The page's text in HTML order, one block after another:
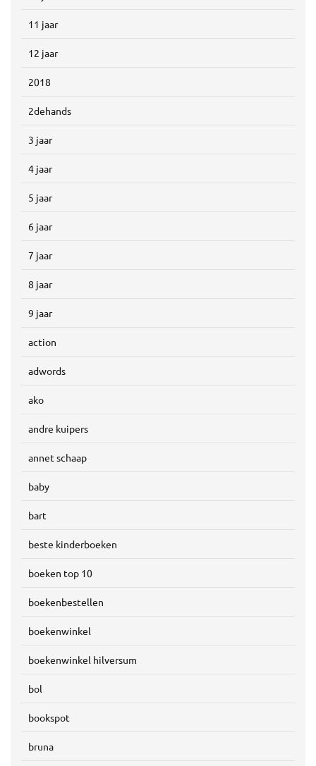
11 jaar
12 jaar
2018
2dehands
3 jaar
4 jaar
5 jaar
6 jaar
7 jaar
8 jaar
9 jaar
action
adwords
ako
andre kuipers
annet schaap
baby
bart
beste kinderboeken
boeken top 10
boekenbestellen
boekenwinkel
boekenwinkel hilversum
bol
bookspot
bruna